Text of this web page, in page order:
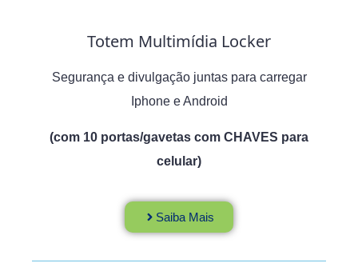
Totem Multimídia Locker
Segurança e divulgação juntas para carregar
Iphone e Android
(com 10 portas/gavetas com CHAVES para
celular)
Saiba Mais